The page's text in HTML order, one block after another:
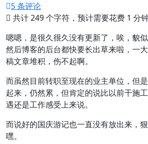
5 条评论
共计 249 个字符，预计需要花费 1 分
嗯嗯，是很久很久没有更新了，唉，貌似
然后博客的后台都快要长出草来啦，一
稿文章堆积，伤不起啊。
而虽然目前转职至现在的业主单位，但
起来，仍然累，但肯定的说比以前干施
遇还是工作感受上来说。
而说好的国庆游记也一直没有放出来，
嘿。